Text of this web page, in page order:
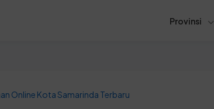
Provinsi
Online Kota Samarinda Terbaru